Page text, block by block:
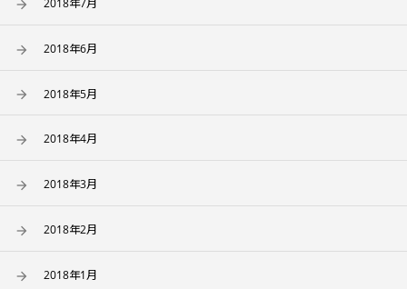
2018年7月
2018年6月
2018年5月
2018年4月
2018年3月
2018年2月
2018年1月